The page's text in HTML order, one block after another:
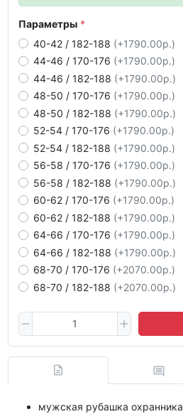
Параметры
40-42 / 182-188 (+1790.00р.)
44-46 / 170-176 (+1790.00р.)
44-46 / 182-188 (+1790.00р.)
48-50 / 170-176 (+1790.00р.)
48-50 / 182-188 (+1790.00р.)
52-54 / 170-176 (+1790.00р.)
52-54 / 182-188 (+1790.00р.)
56-58 / 170-176 (+1790.00р.)
56-58 / 182-188 (+1790.00р.)
60-62 / 170-176 (+1790.00р.)
60-62 / 182-188 (+1790.00р.)
64-66 / 170-176 (+1790.00р.)
64-66 / 182-188 (+1790.00р.)
68-70 / 170-176 (+2070.00р.)
68-70 / 182-188 (+2070.00р.)
мужская рубашка охранника